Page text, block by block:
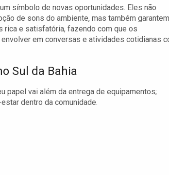
símbolo de novas oportunidades. Eles não
de sons do ambiente, mas também garantem
rica e satisfatória, fazendo com que os
em conversas e atividades cotidianas
Sul da Bahia
papel vai além da entrega de equipamentos;
dentro da comunidade.